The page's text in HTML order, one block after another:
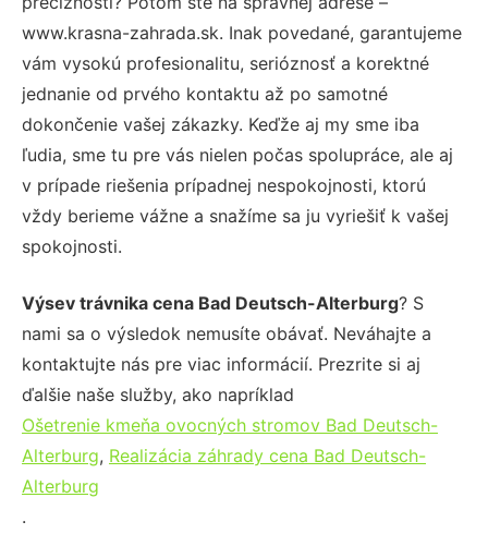
www.krasna-zahrada.sk. Inak povedané, garantujeme
vám vysokú profesionalitu, serióznosť a korektné
jednanie od prvého kontaktu až po samotné
dokončenie vašej zákazky. Keďže aj my sme iba
ľudia, sme tu pre vás nielen počas spolupráce, ale aj
v prípade riešenia prípadnej nespokojnosti, ktorú
vždy berieme vážne a snažíme sa ju vyriešiť k vašej
spokojnosti.
Výsev trávnika cena Bad Deutsch-Alterburg? S
nami sa o výsledok nemusíte obávať. Neváhajte a
kontaktujte nás pre viac informácií. Prezrite si aj
ďalšie naše služby, ako napríklad
Ošetrenie kmeňa ovocných stromov Bad Deutsch-
Alterburg, Realizácia záhrady cena Bad Deutsch-
Alterburg
.